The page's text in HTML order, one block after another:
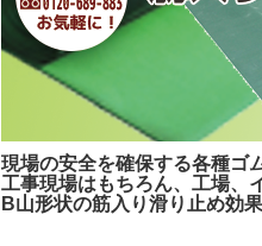
現場の安全を確保する各種ゴ
工事現場はもちろん、工場、
B山形状の筋入り滑り止め効果